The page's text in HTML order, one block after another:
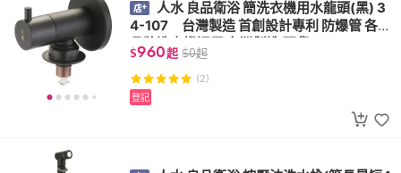
人水 良品衛浴 簡洗衣機用水龍頭(黑) 3
4-107 台灣製造 首創設計專利 防爆管 各大
品牌洗衣機通用 台灣製造 現貨
$960起 $0起
(2)
登記